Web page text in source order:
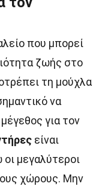
που μπορεί
ζωής στο
τη μούχλα
να
για τον
είναι
οι μεγαλύτεροι
χώρους. Μην